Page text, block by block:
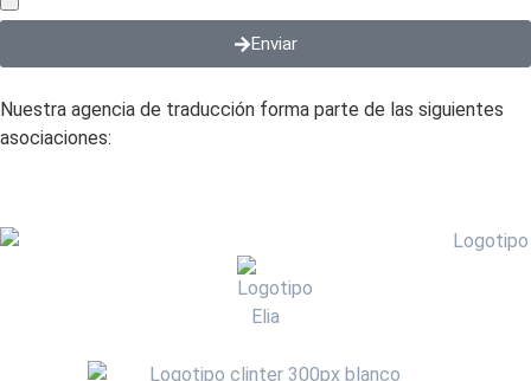
Enviar
Nuestra agencia de traducción forma parte de las siguientes
asociaciones: